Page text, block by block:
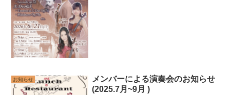
お知らせ
メンバーによる演奏会のお知らせ
(2025.7月~9月 )